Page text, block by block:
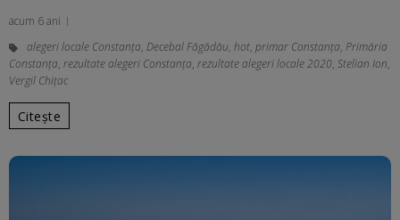
acum 6 ani
alegeri locale Constanța, Decebal Făgădău, hot, primar Constanța, Primăria
Constanța, rezultate alegeri Constanța, rezultate alegeri locale 2020, Stelian Ion,
Vergil Chițac
Citește